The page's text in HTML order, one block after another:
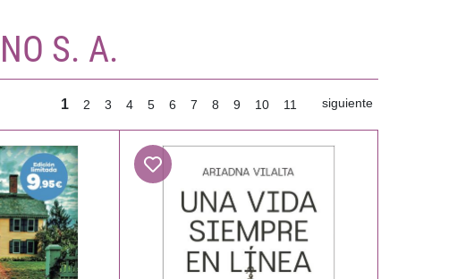
S. A.
1 2 3 4 5 6 7 8 9 10 11 siguiente